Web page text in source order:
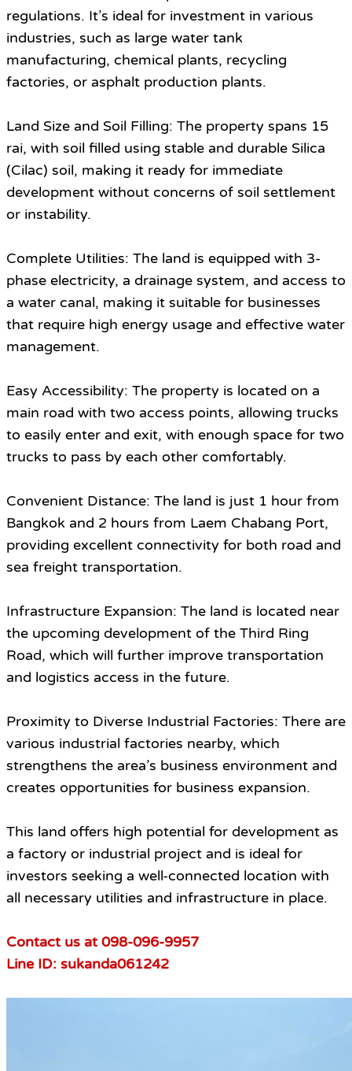
regulations. It’s ideal for investment in various
industries, such as large water tank
manufacturing, chemical plants, recycling
factories, or asphalt production plants.
Land Size and Soil Filling: The property spans 15
rai, with soil filled using stable and durable Silica
(Cilac) soil, making it ready for immediate
development without concerns of soil settlement
or instability.
Complete Utilities: The land is equipped with 3-
phase electricity, a drainage system, and access to
a water canal, making it suitable for businesses
that require high energy usage and effective water
management.
Easy Accessibility: The property is located on a
main road with two access points, allowing trucks
to easily enter and exit, with enough space for two
trucks to pass by each other comfortably.
Convenient Distance: The land is just 1 hour from
Bangkok and 2 hours from Laem Chabang Port,
providing excellent connectivity for both road and
sea freight transportation.
Infrastructure Expansion: The land is located near
the upcoming development of the Third Ring
Road, which will further improve transportation
and logistics access in the future.
Proximity to Diverse Industrial Factories: There are
various industrial factories nearby, which
strengthens the area’s business environment and
creates opportunities for business expansion.
This land offers high potential for development as
a factory or industrial project and is ideal for
investors seeking a well-connected location with
all necessary utilities and infrastructure in place.
Contact us at 098-096-9957
Line ID: sukanda061242